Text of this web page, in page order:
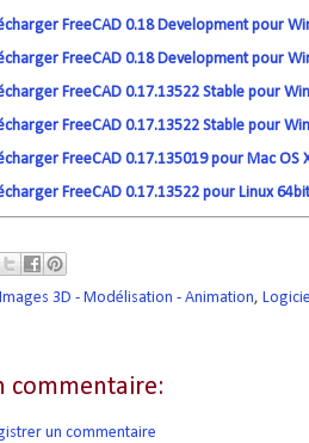
FreeCAD 0.18 Development pour
FreeCAD 0.18 Development pour
FreeCAD 0.17.13522 Stable pour
FreeCAD 0.17.13522 Stable pour
FreeCAD 0.17.135019 pour Mac OS
FreeCAD 0.17.13522 pour Linux 64bit
Images 3D - Modélisation - Animation,
commentaire:
un commentaire